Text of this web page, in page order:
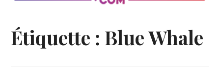
Étiquette : Blue Whale